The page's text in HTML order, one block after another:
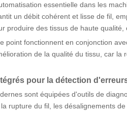
essentielle dans les
un débit cohérent et lisse de fil,
produire des tissus de haute
point fonctionnent en conjonction
de la qualité du tissu, car
pour la détection
sont équipées d'outils de
rupture du fil, les désalignements